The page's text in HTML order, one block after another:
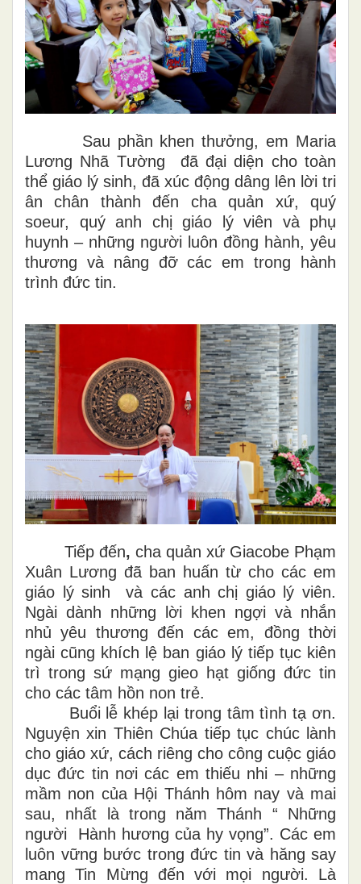
Sau phần khen thưởng, em Maria
Lương Nhã Tường đã đại diện cho toàn
thể giáo lý sinh, đã xúc động dâng lên lời tri
ân chân thành đến cha quản xứ, quý
soeur, quý anh chị giáo lý viên và phụ
huynh – những người luôn đồng hành, yêu
thương và nâng đỡ các em trong hành
trình đức tin.
Tiếp đến, cha quản xứ Giacobe Phạm
Xuân Lương đã ban huấn từ cho các em
giáo lý sinh và các anh chị giáo lý viên.
Ngài dành những lời
khen ngợi và nhắn
nhủ yêu thương đến các em, đồng thời
ngài cũng khích lệ ban giáo lý tiếp tục kiên
trì trong sứ mạng gieo hạt giống đức tin
cho các tâm hồn non trẻ.
Buổi lễ khép lại trong tâm tình tạ ơn.
Nguyện xin Thiên Chúa tiếp tục chúc lành
cho giáo xứ, cách riêng cho công cuộc giáo
dục đức tin nơi các em thiếu nhi – những
mầm non của Hội Thánh hôm nay và mai
sau, nhất là trong năm Thánh “ Những
người Hành hương của hy vọng”. Các em
luôn vững bước trong đức tin và hăng say
mang Tin Mừng đến với mọi người. Là